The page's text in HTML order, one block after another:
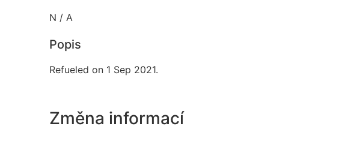
N / A
Popis
Refueled on 1 Sep 2021.
Změna informací